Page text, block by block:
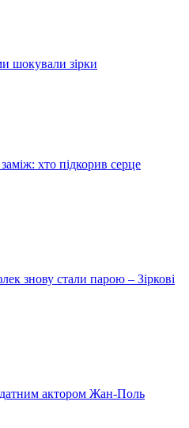
шокували зірки
хто підкорив серце
знову стали парою – Зіркові
актором Жан-Поль